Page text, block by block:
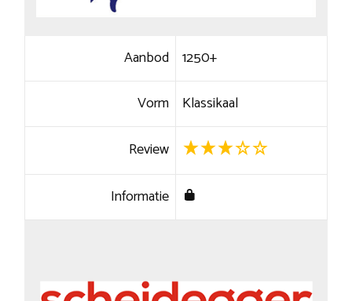
Aanbod 1250+
Vorm Klassikaal
Review
Informatie